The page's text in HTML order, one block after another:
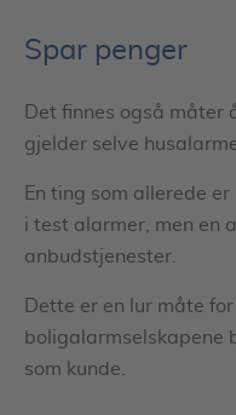
Spar penger
Det finnes også
gjelder selve
En ting som allerede
i test alarmer, men en
anbudstjenester.
Dette er en lur måte
boligalarmselskapene
som kunde.